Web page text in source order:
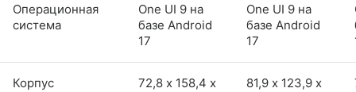
Операционная
система
One UI 9 на
базе Android
17
One UI 9 на
базе Android
17
Корпус
72,8 х 158,4 х
81,9 х 123,9 х